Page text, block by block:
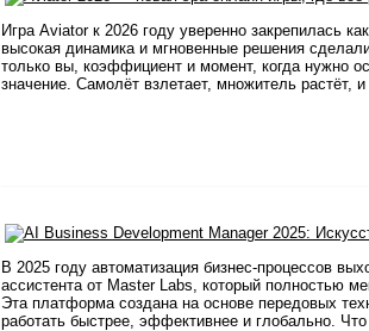
Игра Aviator к 2026 году уверенно закрепилась
высокая динамика и мгновенные решения
только вы, коэффициент и момент, когда нужно
значение. Самолёт взлетает, множитель растёт, и
В 2025 году автоматизация бизнес-процессов
ассистента от Master Labs, который полностью
Эта платформа создана на основе передовых
работать быстрее, эффективнее и глобально.